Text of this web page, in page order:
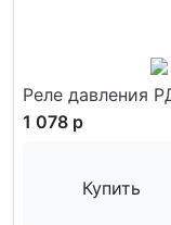
Реле давления
1 078 р
Купить